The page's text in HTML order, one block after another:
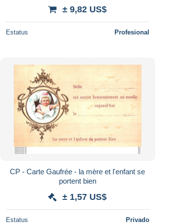
± 9,82 US$
Estatus Profesional
CP - Carte Gaufrée - la mère et l'enfant se
portent bien
± 1,57 US$
Estatus Privado